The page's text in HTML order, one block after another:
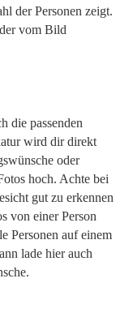
der Personen zeigt.
vom Bild
die passenden
wird dir direkt
oder
hoch. Achte bei
gut zu erkennen
von einer Person
Personen auf einem
lade hier auch